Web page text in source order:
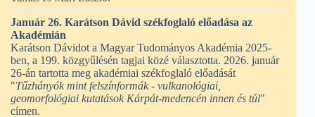
Január 26. Karátson Dávid székfoglaló előadása az
Akadémián
Karátson Dávidot a Magyar Tudományos Akadémia 2025-
ben, a 199. közgyűlésén tagjai közé választotta. 2026. január
26-án tartotta meg akadémiai székfoglaló előadását
"Tűzhányók mint felszínformák - vulkanológiai,
geomorfológiai kutatások Kárpát-medencén innen és túl"
címen.